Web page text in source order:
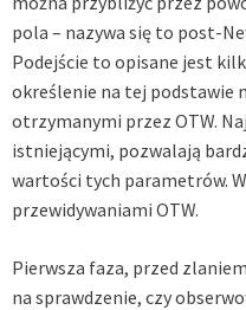
pola – nazywa się to post-
Podejście to opisane jest
określenie na tej podstawie
otrzymanymi przez OTW.
istniejącymi, pozwalają
wartości tych parametrów.
przewidywaniami OTW.
Pierwsza faza, przed
na sprawdzenie, czy